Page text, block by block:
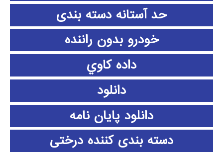
حد آستانه دسته بندی
خودرو بدون راننده
داده كاوي
دانلود
دانلود پايان نامه
دسته بندی کننده درختی